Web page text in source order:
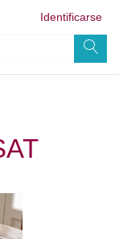
Identificarse